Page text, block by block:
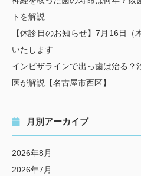
トを解説
【休診日のお知らせ】7月16日
いたします
インビザラインで出っ歯は治る？
医が解説【名古屋市西区】
月別アーカイブ
2026年8月
2026年7月